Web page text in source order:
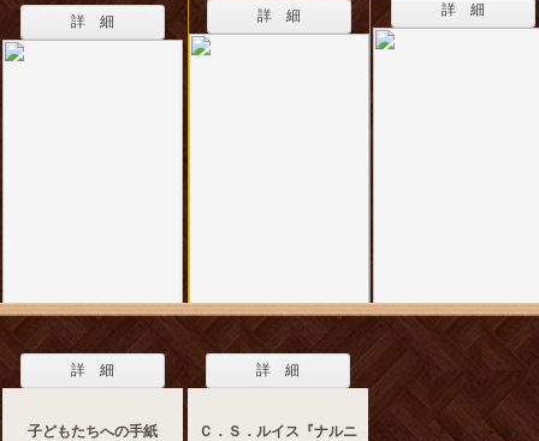
詳 細 詳 細 詳 細
詳 細
子どもたちへの手紙
詳 細
Ｃ．Ｓ．ルイス『ナルニ